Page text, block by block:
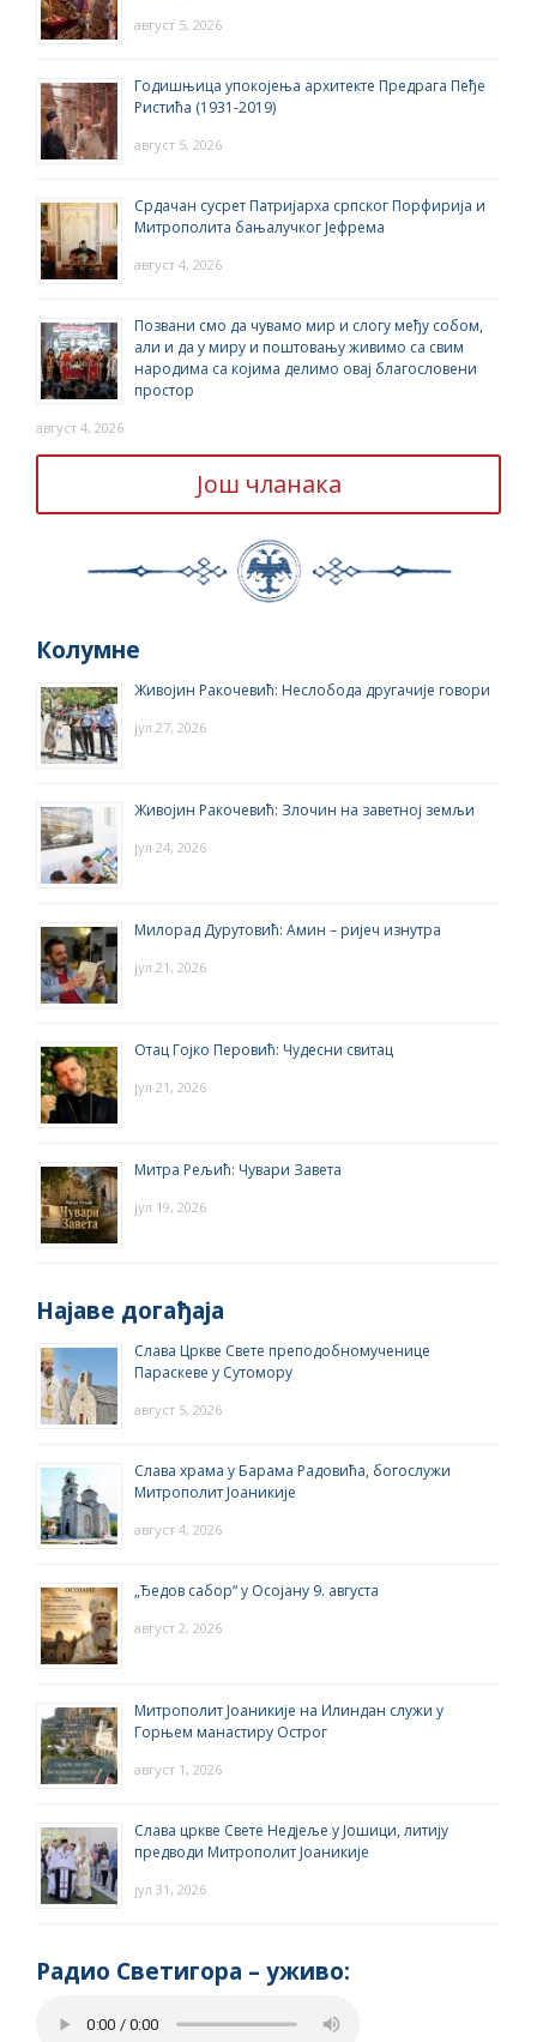
август 5, 2026
Годишњица упокојења архитекте Предрага Пеђе
Ристића (1931-2019)
август 5, 2026
Срдачан сусрет Патријарха српског Порфирија и
Митрополита бањалучког Јефрема
август 4, 2026
Позвани смо да чувамо мир и слогу међу собом,
али и да у миру и поштовању живимо са свим
народима са којима делимо овај благословени
простор
август 4, 2026
Још чланака
Колумне
Живојин Ракочевић: Неслобода другачије говори
јул 27, 2026
Живојин Ракочевић: Злочин на заветној земљи
јул 24, 2026
Милорад Дурутовић: Амин – ријеч изнутра
јул 21, 2026
Отац Гојко Перовић: Чудесни свитац
јул 21, 2026
Митра Рељић: Чувари Завета
јул 19, 2026
Најаве догађаја
Слава Цркве Свете преподобномученице
Параскеве у Сутомору
август 5, 2026
Слава храма у Барама Радовића, богослужи
Митрополит Јоаникије
август 4, 2026
„Ђедов сабор“ у Осојану 9. августа
август 2, 2026
Митрополит Јоаникије на Илиндан служи у
Горњем манастиру Острог
август 1, 2026
Слава цркве Свете Недјеље у Јошици, литију
предводи Митрополит Јоаникије
јул 31, 2026
Радио Светигора – yживо: